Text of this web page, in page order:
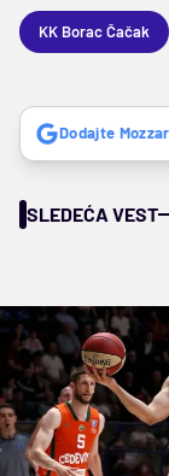
KK Borac Čačak
Dodajte
SLEDEĆA VEST